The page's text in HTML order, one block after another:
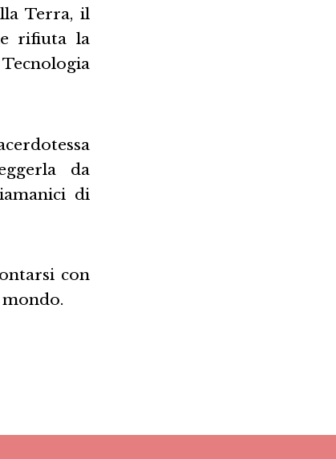
Terra, il
rifiuta la
da
di
con